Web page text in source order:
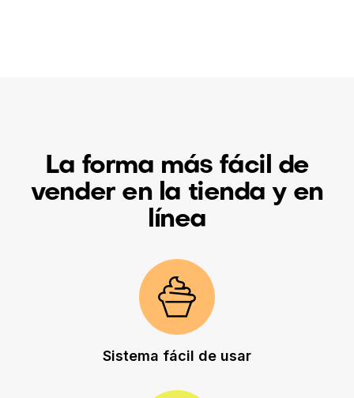
La forma más fácil de
vender en la tienda y en
línea
Sistema fácil de usar